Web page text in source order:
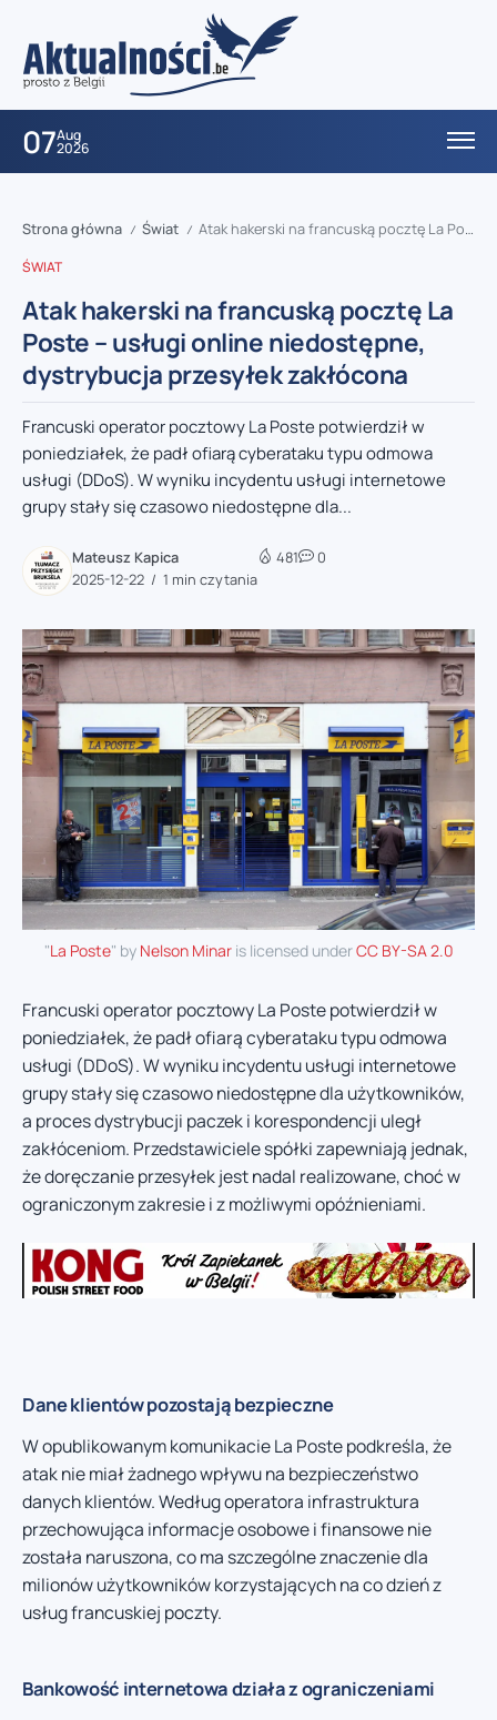
07Aug
2026
Strona główna / Świat / Atak hakerski na francuską pocztę La Poste – usługi online niedostępne, dystrybucja przesyłek zakłócona
ŚWIAT
Atak hakerski na francuską pocztę La
Poste – usługi online niedostępne,
dystrybucja przesyłek zakłócona
Francuski operator pocztowy La Poste potwierdził w
poniedziałek, że padł ofiarą cyberataku typu odmowa
usługi (DDoS). W wyniku incydentu usługi internetowe
grupy stały się czasowo niedostępne dla...
Mateusz Kapica
2025-12-22
1 min czytania
481 0
"La Poste" by Nelson Minaris licensed underCC BY-SA 2.0
Francuski operator pocztowy La Poste potwierdził w
poniedziałek, że padł ofiarą cyberataku typu odmowa
usługi (DDoS). W wyniku incydentu usługi internetowe
grupy stały się czasowo niedostępne dla użytkowników,
a proces dystrybucji paczek i korespondencji uległ
zakłóceniom. Przedstawiciele spółki zapewniają jednak,
że doręczanie przesyłek jest nadal realizowane, choć w
ograniczonym zakresie i z możliwymi opóźnieniami.
Dane klientów pozostają bezpieczne
W opublikowanym komunikacie La Poste podkreśla, że
atak nie miał żadnego wpływu na bezpieczeństwo
danych klientów. Według operatora infrastruktura
przechowująca informacje osobowe i finansowe nie
została naruszona, co ma szczególne znaczenie dla
milionów użytkowników korzystających na co dzień z
usług francuskiej poczty.
Bankowość internetowa działa z ograniczeniami